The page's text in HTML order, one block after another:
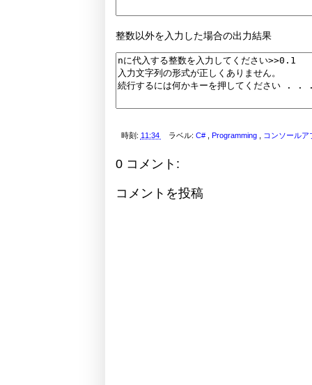
整数以外を入力した場合の出力結果
時刻: 11:34 ラベル:C# ,Programming コンソール
0 コメント:
コメントを投稿